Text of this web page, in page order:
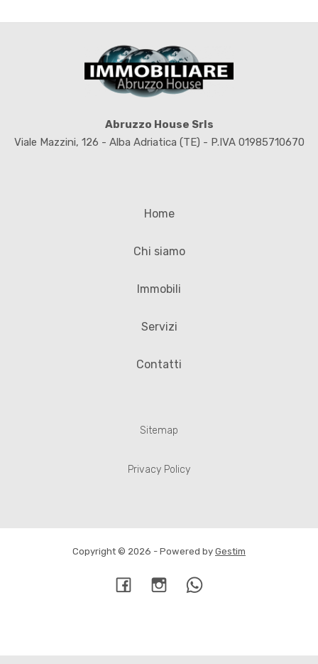
Abruzzo House Srls
Viale Mazzini, 126 - Alba Adriatica (TE) - P.IVA 01985710670
Home
Chi siamo
Immobili
Servizi
Contatti
Sitemap
Privacy Policy
Copyright © 2026 - Powered by Gestim